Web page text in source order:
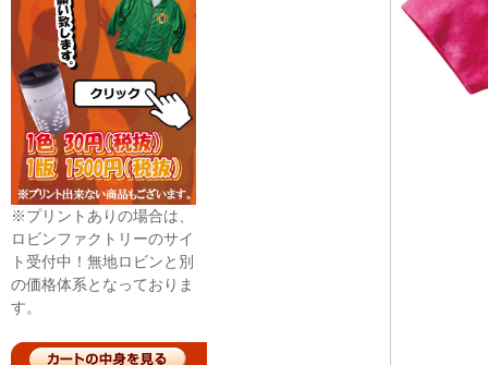
※プリントありの場合は、
ロビンファクトリーのサイ
ト受付中！無地ロビンと別
の価格体系となっておりま
す。